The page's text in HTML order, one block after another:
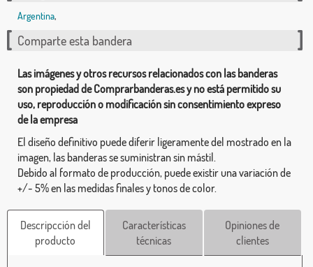
Argentina,
Comparte esta bandera
Las imágenes y otros recursos relacionados con las banderas
son propiedad de Comprarbanderas.es y no está permitido su
uso, reproducción o modificación sin consentimiento expreso
de la empresa
El diseño definitivo puede diferir ligeramente del mostrado en la
imagen, las banderas se suministran sin mástil.
Debido al formato de producción, puede existir una variación de
+/- 5% en las medidas finales y tonos de color.
Descripcción del
producto
Características
técnicas
Opiniones de
clientes